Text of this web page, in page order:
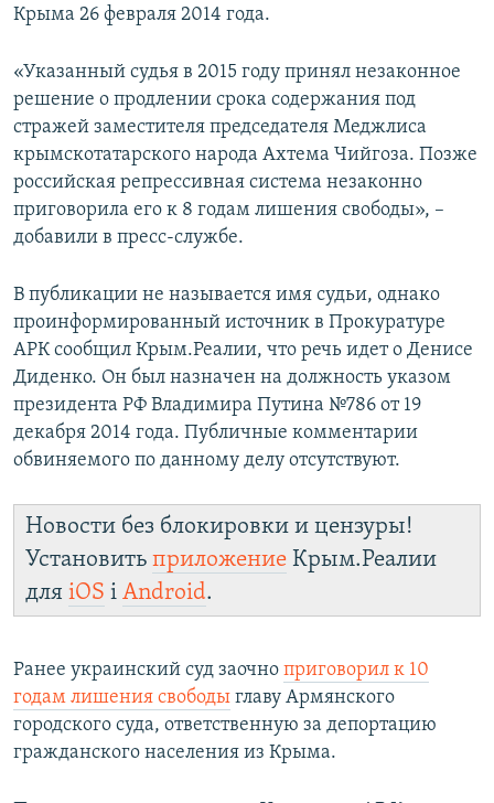
Крыма 26 февраля 2014 года.
«Указанный судья в 2015 году принял незаконное
решение о продлении срока содержания под
стражей заместителя председателя Меджлиса
крымскотатарского народа Ахтема Чийгоза. Позже
российская репрессивная система незаконно
приговорила его к 8 годам лишения свободы», –
добавили в пресс-службе.
В публикации не называется имя судьи, однако
проинформированный источник в Прокуратуре
АРК сообщил Крым.Реалии, что речь идет о Денисе
Диденко. Он был назначен на должность указом
президента РФ Владимира Путина №786 от 19
декабря 2014 года. Публичные комментарии
обвиняемого по данному делу отсутствуют.
Новости без блокировки и цензуры!
Установить приложение Крым.Реалии
для iOS і Android.
Ранее украинский суд заочно приговорил к 10
годам лишения свободы главу Армянского
городского суда, ответственную за депортацию
гражданского населения из Крыма.